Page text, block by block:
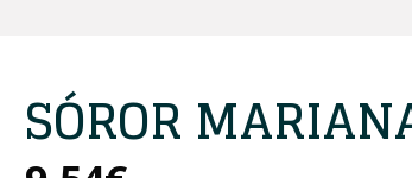
SÓROR